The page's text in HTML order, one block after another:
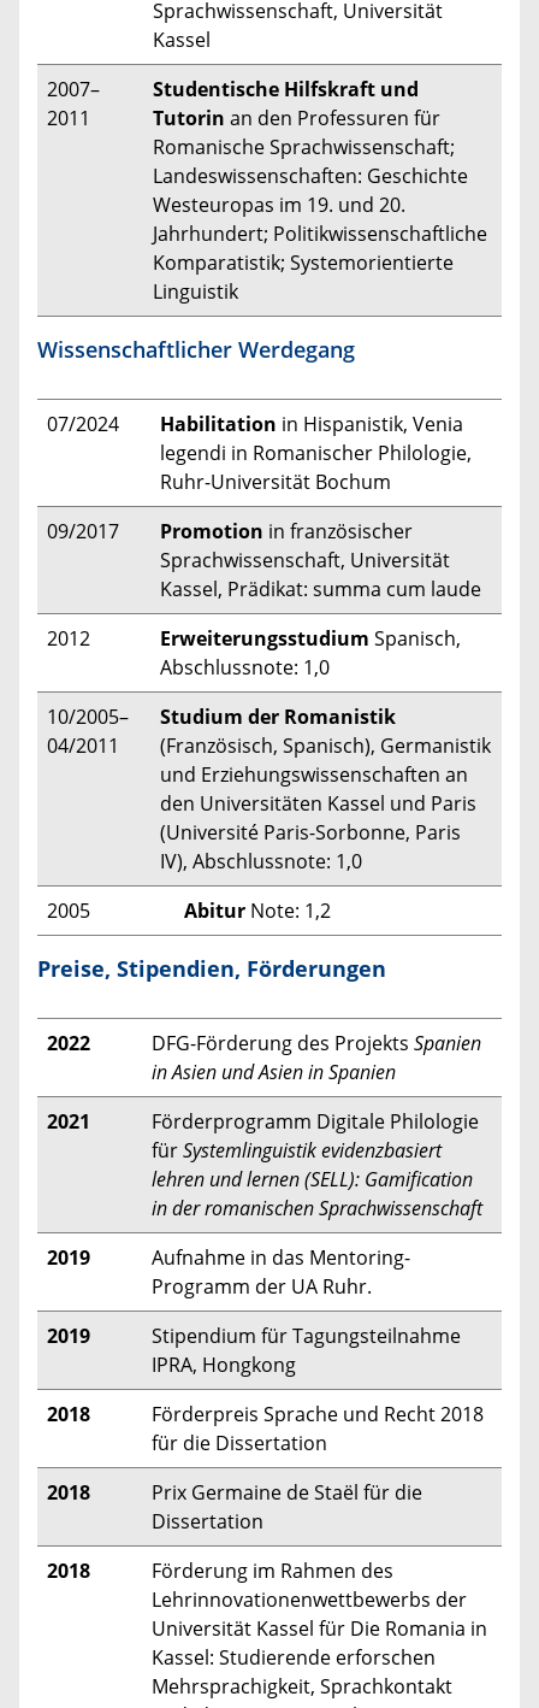
Sprachwissenschaft, Universität
Kassel
2007–
2011
Studentische Hilfskraft und
Tutorin an den Professuren für
Romanische Sprachwissenschaft;
Landeswissenschaften: Geschichte
Westeuropas im 19. und 20.
Jahrhundert; Politikwissenschaftliche
Komparatistik; Systemorientierte
Linguistik
Wissenschaftlicher Werdegang
07/2024 Habilitation in Hispanistik, Venia
legendi in Romanischer Philologie,
Ruhr-Universität Bochum
09/2017
Promotion in französischer
Sprachwissenschaft, Universität
Kassel, Prädikat: summa cum laude
2012
Erweiterungsstudium Spanisch,
Abschlussnote: 1,0
10/2005–
04/2011
Studium der Romanistik
(Französisch, Spanisch), Germanistik
und Erziehungswissenschaften an
den Universitäten Kassel und Paris
(Université Paris-Sorbonne, Paris
IV), Abschlussnote: 1,0
2005
Abitur Note: 1,2
Preise, Stipendien, Förderungen
2022 DFG-Förderung des Projekts Spanien
in Asien und Asien in Spanien
2021
Förderprogramm Digitale Philologie
fürSystemlinguistik evidenzbasiert
lehren und lernen (SELL): Gamification
in der romanischen Sprachwissenschaft
2019
Aufnahme in das Mentoring-
Programm der UA Ruhr.
2019
Stipendium für Tagungsteilnahme
IPRA, Hongkong
2018
Förderpreis Sprache und Recht 2018
für die Dissertation
2018
Prix Germaine de Staël für die
Dissertation
2018
Förderung im Rahmen des
Lehrinnovationenwettbewerbs der
Universität Kassel für Die Romania in
Kassel: Studierende erforschen
Mehrsprachigkeit, Sprachkontakt